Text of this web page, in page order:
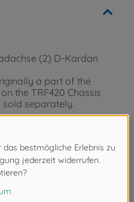
(2) D-Kardan
a part of the
the TRF420 Chassis
sold separately.
drive shafts.
if fitting to chassis